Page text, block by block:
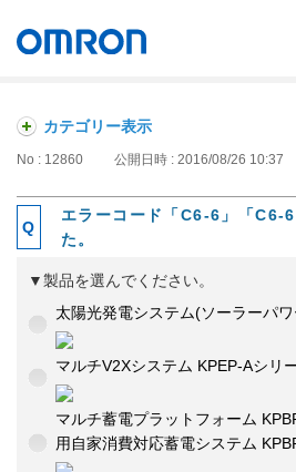
カテゴリー表示
No : 12860 公開日時 : 2016/08/26 10:37
エラーコード「C6-6」「C6-
た。
▼製品を選んでください。
太陽光発電システム(ソーラーパ
マルチV2Xシステム KPEP-Aシリ
マルチ蓄電プラットフォーム
用自家消費対応蓄電システム